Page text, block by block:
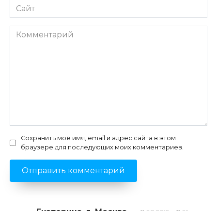
Сайт
Комментарий
Сохранить моё имя, email и адрес сайта в этом
браузере для последующих моих комментариев.